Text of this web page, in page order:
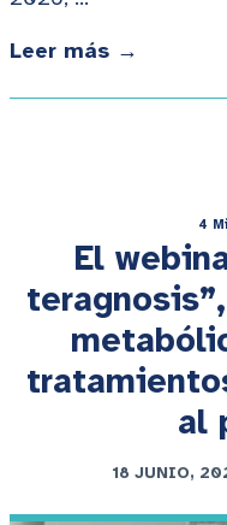
Leer más →
4
El
al
18 JUNIO,